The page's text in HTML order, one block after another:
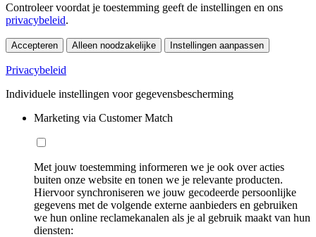
Controleer voordat je toestemming geeft de instellingen en ons
privacybeleid.
Accepteren Alleen noodzakelijke Instellingen aanpassen
Privacybeleid
Individuele instellingen voor gegevensbescherming
Marketing via Customer Match
Met jouw toestemming informeren we je ook over acties
buiten onze website en tonen we je relevante producten.
Hiervoor synchroniseren we jouw gecodeerde persoonlijke
gegevens met de volgende externe aanbieders en gebruiken
we hun online reclamekanalen als je al gebruik maakt van hun
diensten: